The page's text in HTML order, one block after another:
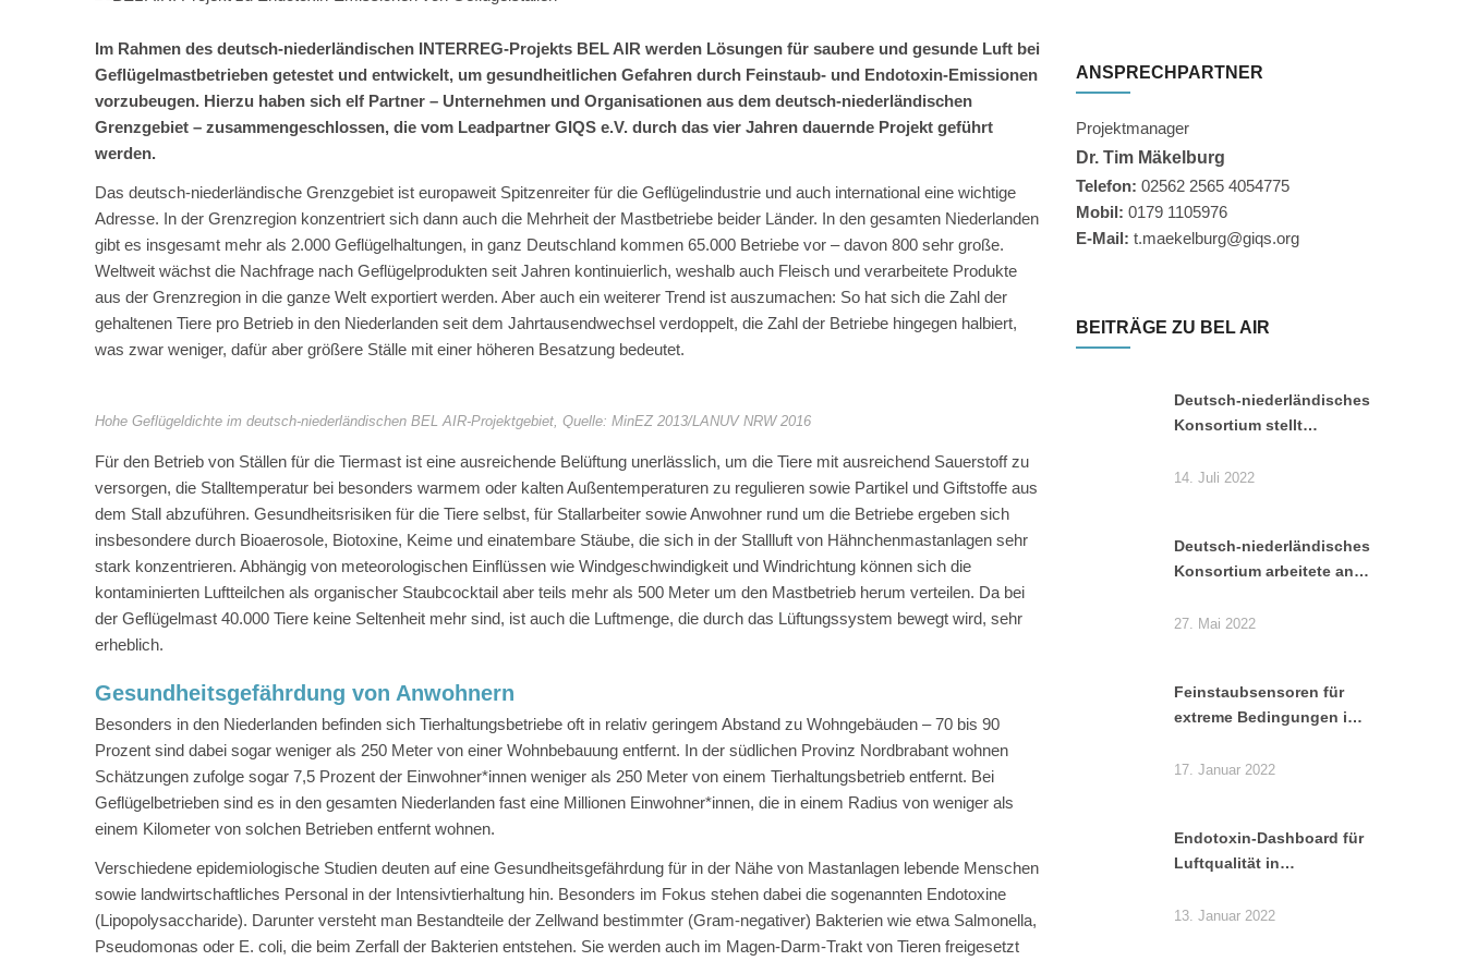
Im Rahmen des deutsch-niederländischen INTERREG-Projekts BEL AIR werden Lösungen für saubere und gesunde Luft bei
Geflügelmastbetrieben getestet und entwickelt, um gesundheitlichen Gefahren durch Feinstaub- und Endotoxin-Emissionen
vorzubeugen. Hierzu haben sich elf Partner – Unternehmen und Organisationen aus dem deutsch-niederländischen
Grenzgebiet – zusammengeschlossen, die vom Leadpartner GIQS e.V. durch das vier Jahren dauernde Projekt geführt
werden.
Das deutsch-niederländische Grenzgebiet ist europaweit Spitzenreiter für die Geflügelindustrie und auch international eine wichtige
Adresse. In der Grenzregion konzentriert sich dann auch die Mehrheit der Mastbetriebe beider Länder. In den gesamten Niederlanden
gibt es insgesamt mehr als 2.000 Geflügelhaltungen, in ganz Deutschland kommen 65.000 Betriebe vor – davon 800 sehr große.
Weltweit wächst die Nachfrage nach Geflügelprodukten seit Jahren kontinuierlich, weshalb auch Fleisch und verarbeitete Produkte
aus der Grenzregion in die ganze Welt exportiert werden. Aber auch ein weiterer Trend ist auszumachen: So hat sich die Zahl der
gehaltenen Tiere pro Betrieb in den Niederlanden seit dem Jahrtausendwechsel verdoppelt, die Zahl der Betriebe hingegen halbiert,
was zwar weniger, dafür aber größere Ställe mit einer höheren Besatzung bedeutet.
Hohe Geflügeldichte im deutsch-niederländischen BEL AIR-Projektgebiet, Quelle: MinEZ 2013/LANUV NRW 2016
Für den Betrieb von Ställen für die Tiermast ist eine ausreichende Belüftung unerlässlich, um die Tiere mit ausreichend Sauerstoff zu
versorgen, die Stalltemperatur bei besonders warmem oder kalten Außentemperaturen zu regulieren sowie Partikel und Giftstoffe aus
dem Stall abzuführen. Gesundheitsrisiken für die Tiere selbst, für Stallarbeiter sowie Anwohner rund um die Betriebe ergeben sich
insbesondere durch Bioaerosole, Biotoxine, Keime und einatembare Stäube, die sich in der Stallluft von Hähnchenmastanlagen sehr
stark konzentrieren. Abhängig von meteorologischen Einflüssen wie Windgeschwindigkeit und Windrichtung können sich die
kontaminierten Luftteilchen als organischer Staubcocktail aber teils mehr als 500 Meter um den Mastbetrieb herum verteilen. Da bei
der Geflügelmast 40.000 Tiere keine Seltenheit mehr sind, ist auch die Luftmenge, die durch das Lüftungssystem bewegt wird, sehr
erheblich.
Gesundheitsgefährdung von Anwohnern
Besonders in den Niederlanden befinden sich Tierhaltungsbetriebe oft in relativ geringem Abstand zu Wohngebäuden – 70 bis 90
Prozent sind dabei sogar weniger als 250 Meter von einer Wohnbebauung entfernt. In der südlichen Provinz Nordbrabant wohnen
Schätzungen zufolge sogar 7,5 Prozent der Einwohner*innen weniger als 250 Meter von einem Tierhaltungsbetrieb entfernt. Bei
Geflügelbetrieben sind es in den gesamten Niederlanden fast eine Millionen Einwohner*innen, die in einem Radius von weniger als
einem Kilometer von solchen Betrieben entfernt wohnen.
Verschiedene epidemiologische Studien deuten auf eine Gesundheitsgefährdung für in der Nähe von Mastanlagen lebende Menschen
sowie landwirtschaftliches Personal in der Intensivtierhaltung hin. Besonders im Fokus stehen dabei die sogenannten Endotoxine
(Lipopolysaccharide). Darunter versteht man Bestandteile der Zellwand bestimmter (Gram-negativer) Bakterien wie etwa Salmonella,
Pseudomonas oder E. coli, die beim Zerfall der Bakterien entstehen. Sie werden auch im Magen-Darm-Trakt von Tieren freigesetzt
ANSPRECHPARTNER
Projektmanager
Dr. Tim Mäkelburg
Telefon: 02562 2565 4054775
Mobil: 0179 1105976
E-Mail: t.maekelburg@giqs.org
BEITRÄGE ZU BEL AIR
Deutsch-niederländisches
Konsortium stellt
14. Juli 2022
Deutsch-niederländisches
Konsortium arbeitete an
Endotoxinen
27. Mai 2022
Feinstaubsensoren für
extreme Bedingungen in
17. Januar 2022
Endotoxin-Dashboard für
Luftqualität in
13. Januar 2022